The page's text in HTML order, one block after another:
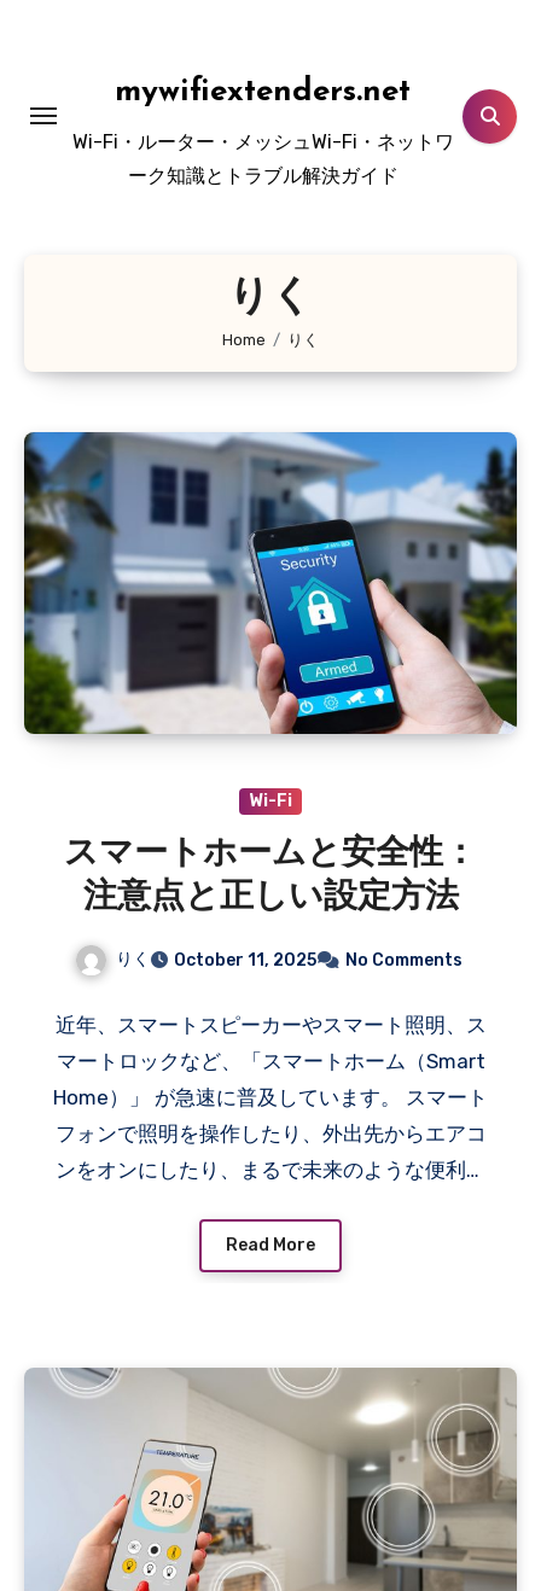
mywifiextenders.net
Wi-Fi・ルーター・メッシュWi-Fi・ネットワ
ーク知識とトラブル解決ガイド
りく
Home りく
Wi-Fi
スマートホームと安全性：
注意点と正しい設定方法
りく October 11, 2025 No Comments
近年、スマートスピーカーやスマート照明、ス
マートロックなど、「スマートホーム（Smart
Home）」 が急速に普及しています。 スマート
フォンで照明を操作したり、外出先からエアコ
ンをオンにしたり、まるで未来のような便利さ
プライバシー侵害 などのリスクも潜んでいま
す。 この記事では、スマートホームを安全に使
して、あなたの家を“便利で安全なスマートホー
ム”にしましょう。
Read More